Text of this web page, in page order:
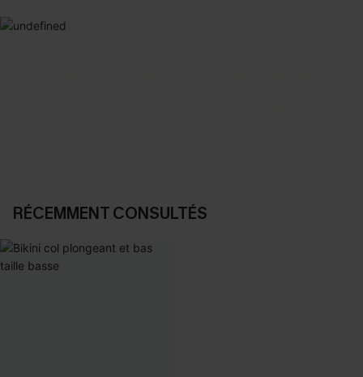
RÉCEMMENT CONSULTÉS